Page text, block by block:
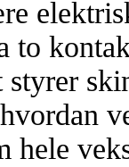
to
styrer
hele